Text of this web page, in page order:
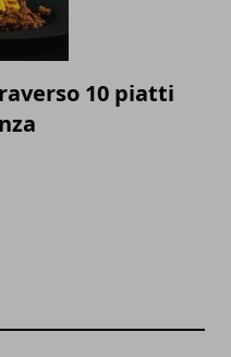
10 piatti